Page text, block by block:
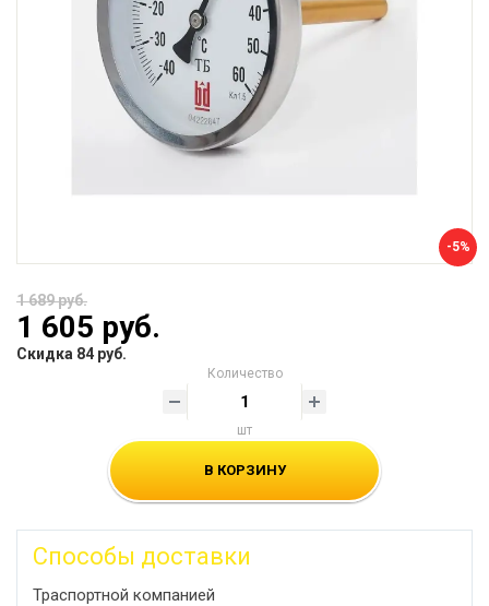
-5%
1 689 руб.
1 605 руб.
Скидка 84 руб.
Количество
шт
В КОРЗИНУ
Способы доставки
Траспортной компанией